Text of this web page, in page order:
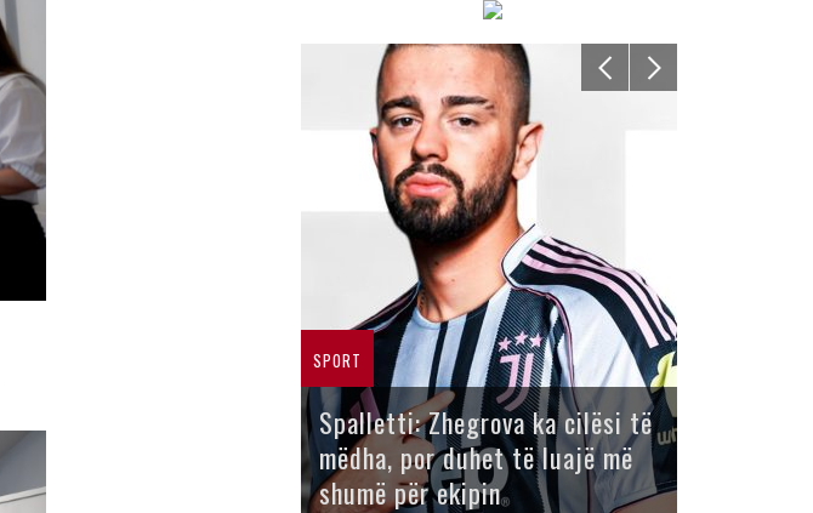
SPORT
Spalletti: Zhegrova ka cilësi të
mëdha, por duhet të luajë më
shumë për ekipin